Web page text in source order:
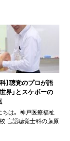
】聴覚のプロが語
界」とスケボーの
ちは。 神戸医療福祉
言語聴覚士科の藤原